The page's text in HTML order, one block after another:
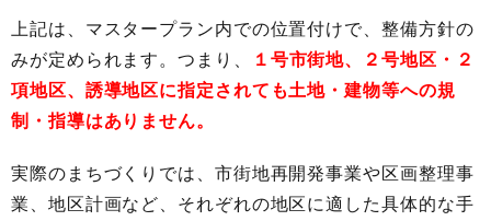
上記は、マスタープラン内での位置付けで、整備方針の
みが定められます。つまり、
１号市街地、２号地区・２
項地区、誘導地区に指定されても土地・建物等への規
制・指導はありません。
実際のまちづくりでは、市街地再開発事業や区画整理事
業、地区計画など、それぞれの地区に適した具体的な手